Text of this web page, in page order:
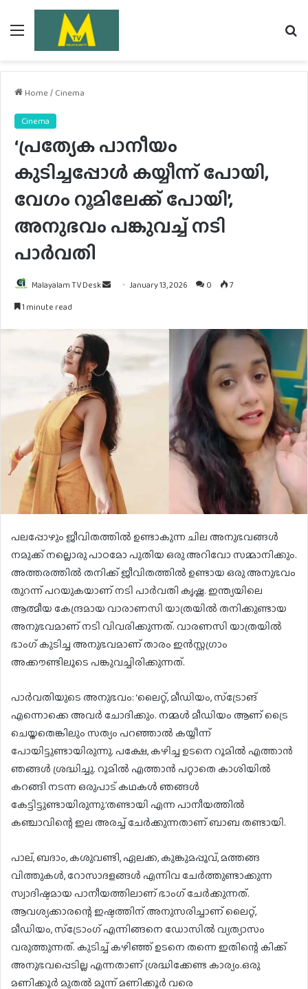
Menu
Home/ Cinema
Cinema
‘പ്രത്യേക പാനീയം
കുടിച്ചപ്പോള്‍ കയ്യീന്ന് പോയി,
വേഗം റൂമിലേക്ക് പോയി’,
അനുഭവം പങ്കുവച്ച് നടി
പാര്‍വതി
Malayalam TV Desk
Send January 13, 2026 0
7
1 minute read
പലപ്പോഴും ജീവിതത്തില്‍ ഉണ്ടാകുന്ന ചില അനുഭവങ്ങള്‍
നമുക്ക് നല്ലൊരു പാഠമോ പുതിയ ഒരു അറിവോ സമ്മാനിക്കും.
അത്തരത്തില്‍ തനിക്ക് ജീവിതത്തില്‍ ഉണ്ടായ ഒരു അനുഭവം
തുറന്ന് പറയുകയാണ് നടി പാര്‍വതി കൃഷ്ണ. ഇന്ത്യയിലെ
ആത്മീയ കേന്ദ്രമായ വാരാണസി യാത്രയില്‍ തനിക്കുണ്ടായ
അനുഭവമാണ് നടി വിവരിക്കുന്നത്. വാരണസി യാത്രയില്‍
ഭാംഗ് കുടിച്ച അനുഭവമാണ് താരം ഇന്‍സ്റ്റഗ്രാം
അക്കൗണ്ടിലൂടെ പങ്കുവച്ചിരിക്കുന്നത്.
പാര്‍വതിയുടെ അനുഭവം: ‘ലൈറ്റ്, മീഡിയം, സ്‌ട്രോങ്
എന്നൊക്കെ അവര്‍ ചോദിക്കും. നമ്മള്‍ മീഡിയം ആണ് ട്രൈ
ചെയ്തതെങ്കിലും സത്യം പറഞ്ഞാല്‍ കയ്യീന്ന്
പോയിട്ടുണ്ടായിരുന്നു. പക്ഷേ, കഴിച്ച ഉടനെ റൂമില്‍ എത്താന്‍
ഞങ്ങള്‍ ശ്രദ്ധിച്ചു. റൂമില്‍ എത്താന്‍ പറ്റാതെ കാശിയില്‍
കറങ്ങി നടന്ന ഒരുപാട് കഥകള്‍ ഞങ്ങള്‍
കേട്ടിട്ടുണ്ടായിരുന്നു.’തണ്ടായി എന്ന പാനീയത്തില്‍
കഞ്ചാവിന്റെ ഇല അരച്ച് ചേര്‍ക്കുന്നതാണ് ബാബ തണ്ടായി.
പാല്, ബദാം, കശുവണ്ടി, ഏലക്ക, കുങ്കുമപ്പൂവ്, മത്തങ്ങ
വിത്തുകള്‍, റോസാദളങ്ങള്‍ എന്നിവ ചേര്‍ത്തുണ്ടാക്കുന്ന
സ്വാദിഷ്ടമായ പാനീയത്തിലാണ് ഭാംഗ് ചേര്‍ക്കുന്നത്.
ആവശ്യക്കാരന്റെ ഇഷ്ടത്തിന് അനുസരിച്ചാണ് ലൈറ്റ്,
മീഡിയം, സ്‌ട്രോംഗ് എന്നിങ്ങനെ ഡോസില്‍ വ്യത്യാസം
വരുത്തുന്നത്. കുടിച്ച് കഴിഞ്ഞ് ഉടനെ തന്നെ ഇതിന്റെ കിക്ക്
അനുഭവപ്പെടില്ല എന്നതാണ് ശ്രദ്ധിക്കേണ്ട കാര്യം.ഒരു
മണിക്കൂര്‍ മുതല്‍ മൂന്ന് മണിക്കൂര്‍ വരെ